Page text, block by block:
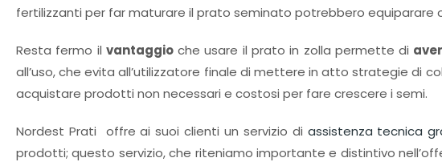
fertilizzanti per far maturare il prato seminato potrebbero equiparare
Resta fermo il vantaggioche usare il prato in zolla permette di
all’uso, che evita all’utilizzatore finale di mettere in atto strategie di
acquistare prodotti non necessari e costosi per fare crescere i semi.
Nordest Prati offre ai suoi clienti un servizio di assistenza tecnica
prodotti; questo servizio, che riteniamo importante e distintivo